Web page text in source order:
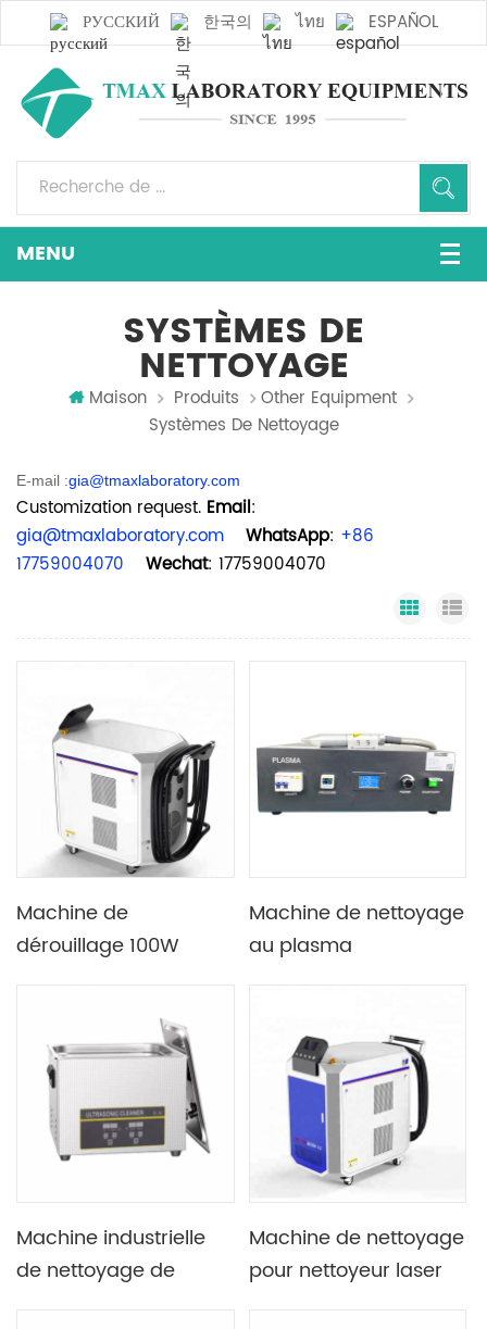
РУССКИЙ 한국의 ไทย ESPAÑOL
SYSTÈMES DE
NETTOYAGE
Maison Produits
Other Equipment
Systèmes De Nettoyage
E-mail :gia@tmaxlaboratory.com
Customization request. Email:
gia@tmaxlaboratory.com
WhatsApp: +86
17759004070
Wechat: 17759004070
Grid
Machine de
dérouillage 100W
nettoyeur laser
Machine de nettoyage
au plasma
ou équipement de
traitement de surface
au plasma pour la
distribution ou la
lentille
Machine industrielle
de nettoyage de
Machine de nettoyage
pour nettoyeur laser